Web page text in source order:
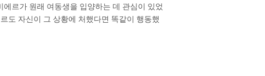
르가 원래 여동생을 입양하는 데 관심이 있었
도 자신이 그 상황에 처했다면 똑같이 행동했